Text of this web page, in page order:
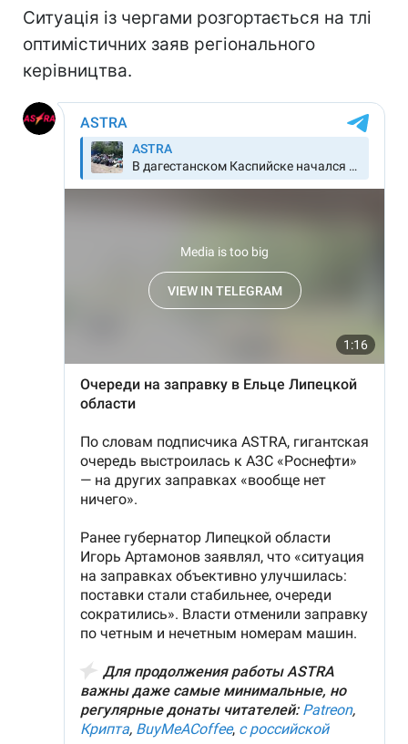
Ситуація із чергами розгортається на тлі
оптимістичних заяв регіонального
керівництва.